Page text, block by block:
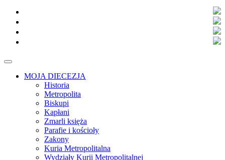
MOJA DIECEZJA
Historia
Metropolita
Biskupi
Kapłani
Zmarli księża
Parafie i kościoły
Zakony
Kuria Metropolitalna
Wydziały Kurii Metropolitalnej